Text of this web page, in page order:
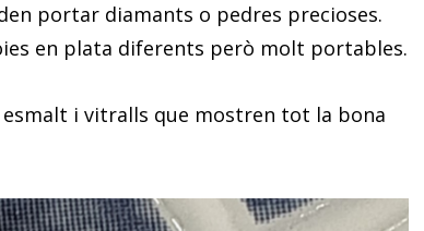
portar diamants o pedres precioses.
en plata diferents però molt portables.
esmalt i vitralls que mostren tot la bona